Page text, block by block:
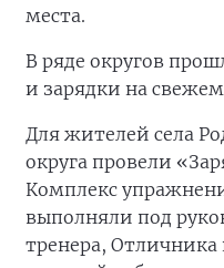
места.
В ряде округов
и зарядки на свежем
Для жителей села
округа провели
Комплекс
выполняли под
тренера,